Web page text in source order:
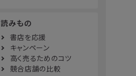
読みもの
書店を応援
キャンペーン
高く売るためのコツ
競合店舗の比較